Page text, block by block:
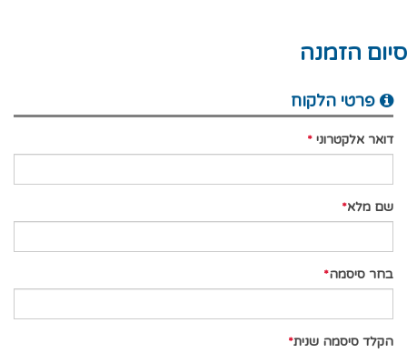
סיום הזמנה
פרטי הלקוח
דואר אלקטרוני
שם מלא
בחר סיסמה
הקלד סיסמה שנית